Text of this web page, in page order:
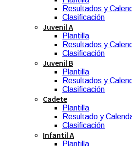
Resultados y
Clasificación
Juvenil A
Plantilla
Resultados y
Clasificación
Juvenil B
Plantilla
Resultados y
Clasificación
Cadete
Plantilla
Resultado y
Clasificación
Infantil A
Plantilla